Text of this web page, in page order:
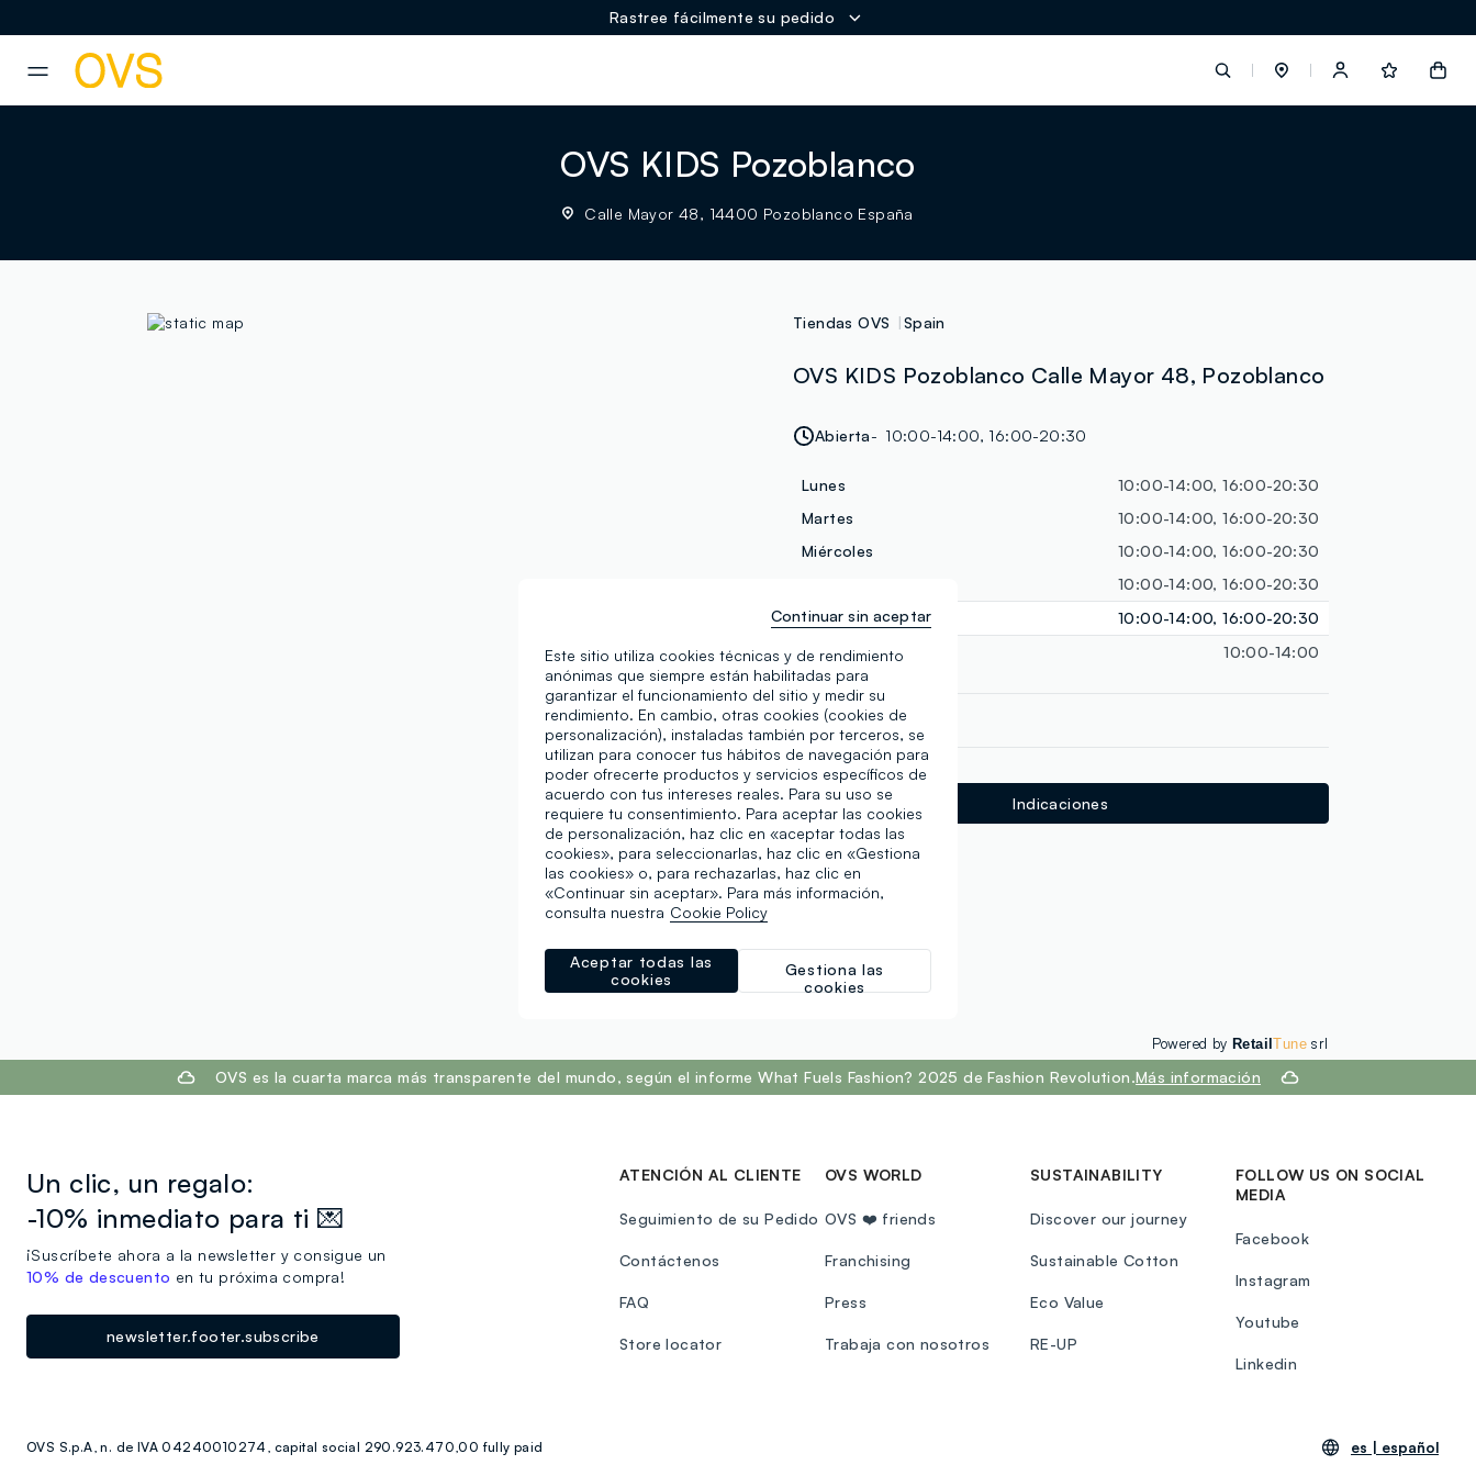
Rastree fácilmente su pedido
loyalty.euro.points
loyalty.guest.discoverpagelink
OVS KIDS Pozoblanco
Calle Mayor 48, 14400 Pozoblanco España
Tiendas OVS Spain
OVS KIDS Pozoblanco Calle Mayor 48, Pozoblanco
Abierta 10:00-14:00, 16:00-20:30
Lunes
10:00-14:00, 16:00-20:30
Martes
10:00-14:00, 16:00-20:30
Miércoles
10:00-14:00, 16:00-20:30
10:00-14:00, 16:00-20:30
Viernes
10:00-14:00, 16:00-20:30
Sábado
10:00-14:00
+34 957811387
Indicaciones
EN ESTA TIENDA
Ovs Friends
Powered by RetailTunesrl
OVS es la cuarta marca más transparente del mundo, según el informe What Fuels Fashion? 2025 de Fashion Revolution.Más información
Un clic, un regalo:
-10% inmediato para ti 💌
¡Suscríbete ahora a la newsletter y consigue un
10% de descuento en tu próxima compra!
newsletter.footer.subscribe
ATENCIÓN AL CLIENTE
Seguimiento de su Pedido
Contáctenos
FAQ
Store locator
OVS WORLD
OVS ❤️ friends
Franchising
Press
Trabaja con nosotros
SUSTAINABILITY
Discover our journey
Sustainable Cotton
Eco Value
RE-UP
FOLLOW US ON SOCIAL
MEDIA
Facebook
Instagram
Youtube
Linkedin
OVS S.p.A, n. de IVA 04240010274, capital social 290.923.470,00 fully paid es | español
Este sitio utiliza cookies técnicas y de rendimiento
anónimas que siempre están habilitadas para
garantizar el funcionamiento del sitio y medir su
rendimiento. En cambio, otras cookies (cookies de
personalización), instaladas también por terceros, se
utilizan para conocer tus hábitos de navegación para
poder ofrecerte productos y servicios específicos de
acuerdo con tus intereses reales. Para su uso se
requiere tu consentimiento. Para aceptar las cookies
de personalización, haz clic en «aceptar todas las
cookies», para seleccionarlas, haz clic en «Gestiona
las cookies» o, para rechazarlas, haz clic en
«Continuar sin aceptar». Para más información,
consulta nuestra Cookie Policy
Gestiona las
cookies
Aceptar todas las
cookies
Continuar sin aceptar